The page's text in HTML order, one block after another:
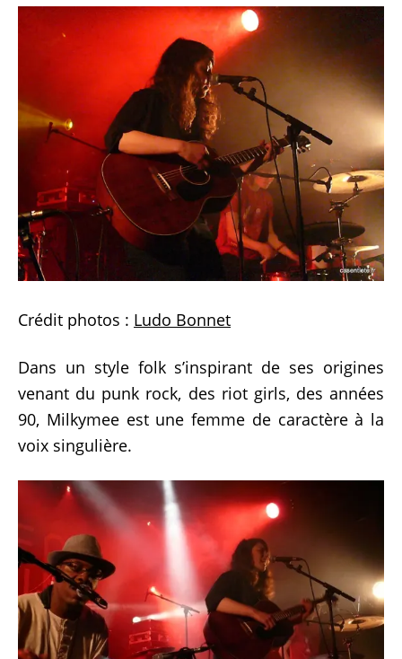
Crédit photos : Ludo Bonnet
Dans un style folk s’inspirant de ses origines
venant du punk rock, des riot girls, des années
90, Milkymeeest une femme de caractère à la
voix singulière.